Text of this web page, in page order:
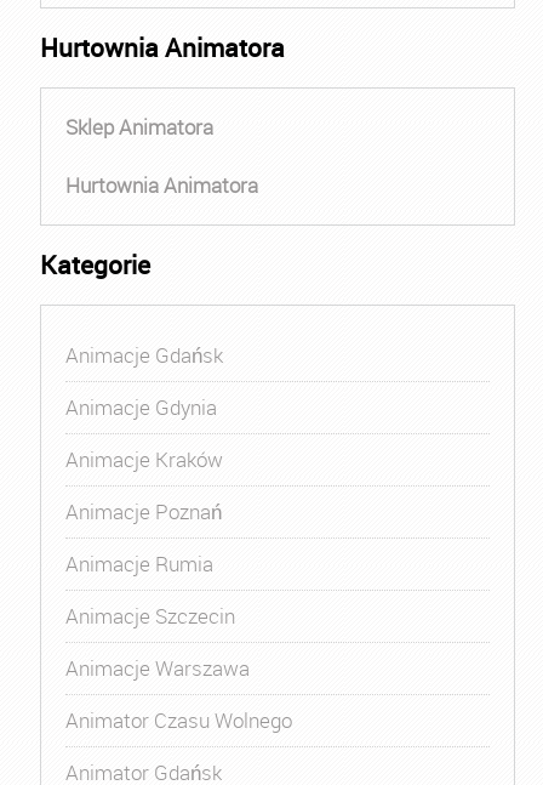
Hurtownia Animatora
Sklep Animatora
Hurtownia Animatora
Kategorie
Animacje Gdańsk
Animacje Gdynia
Animacje Kraków
Animacje Poznań
Animacje Rumia
Animacje Szczecin
Animacje Warszawa
Animator Czasu Wolnego
Animator Gdańsk